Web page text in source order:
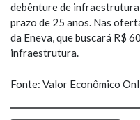
debênture de
prazo de 25 anos. Nas
da Eneva, que buscará R$
infraestrutura.
Fonte: Valor Econômico